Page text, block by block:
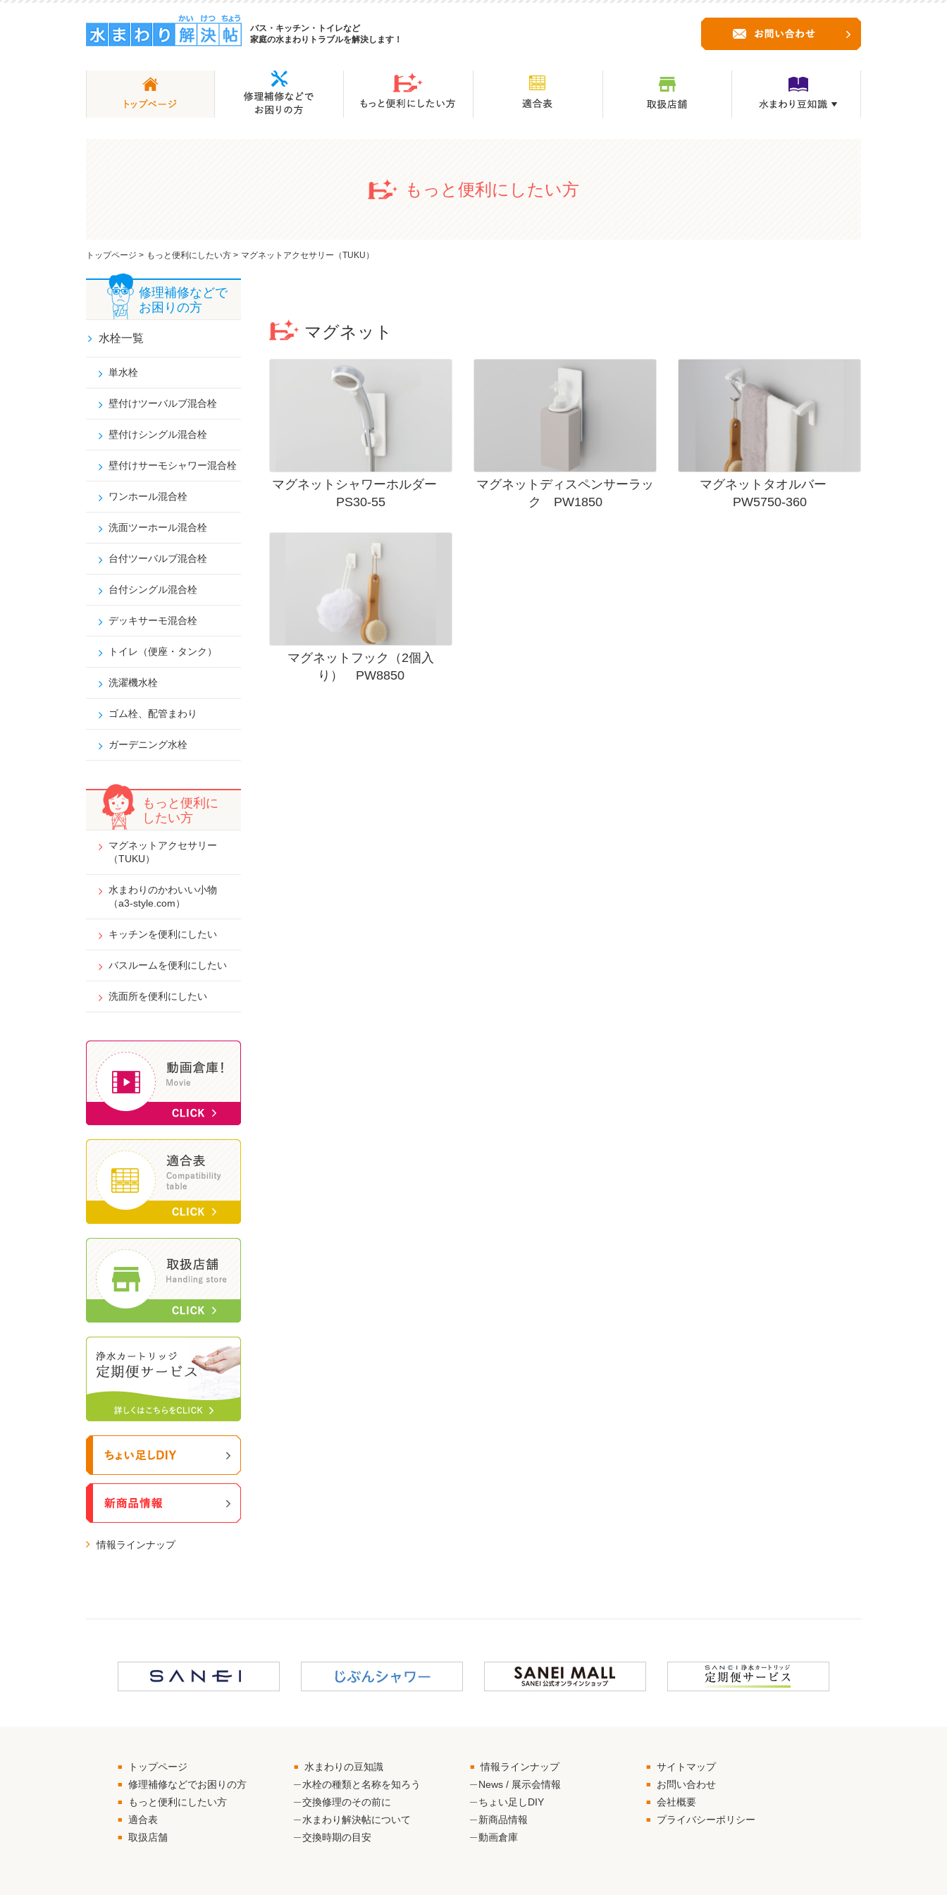
バス・キッチン・トイレなど
家庭の水まわりトラブルを解決します！
もっと便利にしたい方
トップページ > もっと便利にしたい方 > マグネットアクセサリー（TUKU）
マグネット
マグネットシャワーホルダー
PS30-55
マグネットディスペンサーラッ
ク PW1850
マグネットタオルバー
PW5750-360
マグネットフック（2個入
り） PW8850
修理補修などで
お困りの方
水栓一覧
単水栓
壁付けツーバルブ混合栓
壁付けシングル混合栓
壁付けサーモシャワー混合栓
ワンホール混合栓
洗面ツーホール混合栓
台付ツーバルブ混合栓
台付シングル混合栓
デッキサーモ混合栓
トイレ（便座・タンク）
洗濯機水栓
ゴム栓、配管まわり
ガーデニング水栓
もっと便利に
したい方
マグネットアクセサリー
（TUKU）
水まわりのかわいい小物
（a3-style.com）
キッチンを便利にしたい
バスルームを便利にしたい
洗面所を便利にしたい
情報ラインナップ
トップページ
修理補修などでお困りの方
もっと便利にしたい方
適合表
取扱店舗
水まわりの豆知識
水栓の種類と名称を知ろう
交換修理のその前に
水まわり解決帖について
交換時期の目安
情報ラインナップ
News / 展示会情報
ちょい足しDIY
新商品情報
動画倉庫
サイトマップ
お問い合わせ
会社概要
プライバシーポリシー